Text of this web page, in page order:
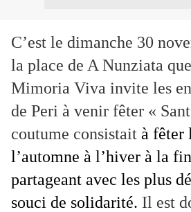
C’est le dimanche 30
la place de A Nunziata
Mimoria Viva invite les
de Peri à venir fêter «
coutume consistait à fêter
l’automne à l’hiver à la
partageant avec les plus
souci de solidarité. Il est